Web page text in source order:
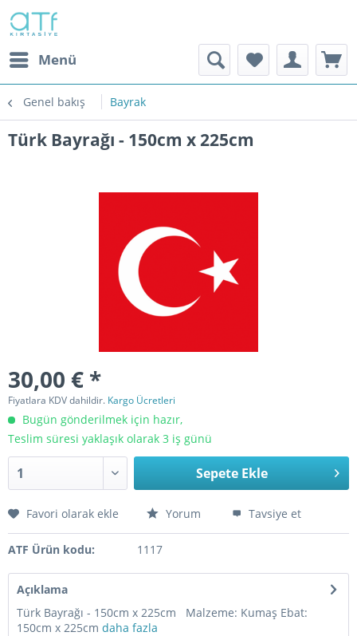
Menü
Genel bakış Bayrak
Türk Bayrağı - 150cm x 225cm
30,00 € *
Fiyatlara KDV dahildir. Kargo Ücretleri
Bugün gönderilmek için hazır,
Teslim süresi yaklaşık olarak 3 iş günü
Sepete Ekle
Favori olarak ekle Yorum Tavsiye et
ATF Ürün kodu: 1117
Açıklama
Türk Bayrağı - 150cm x 225cm Malzeme: Kumaş Ebat:
150cm x 225cm daha fazla